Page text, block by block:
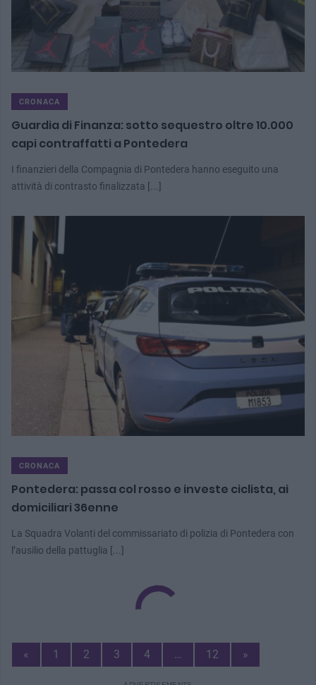
CRONACA
Guardia di Finanza: sotto sequestro oltre 10.000
capi contraffatti a Pontedera
I finanzieri della Compagnia di Pontedera hanno eseguito una
attività di contrasto finalizzata [...]
CRONACA
Pontedera: passa col rosso e investe ciclista, ai
domiciliari 36enne
La Squadra Volanti del commissariato di polizia di Pontedera con
l’ausilio della pattuglia [...]
« Previous
1 2 3 4 … 12
Next
»